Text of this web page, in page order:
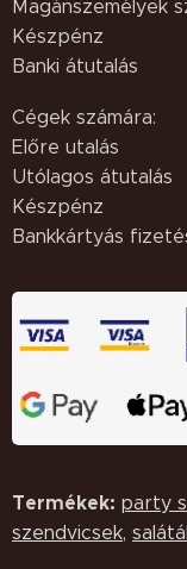
Magánszemélyek
Készpénz
Banki átutalás
Cégek számára:
Előre utalás
Utólagos átutalás
Készpénz
Bankkártyás
Termékek: party
szendvicsek,